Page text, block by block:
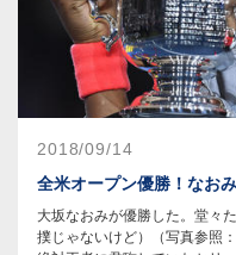
2018/09/14
全米オープン優勝！なお
大坂なおみが優勝した。堂々
撲じゃないけど）（写真参照